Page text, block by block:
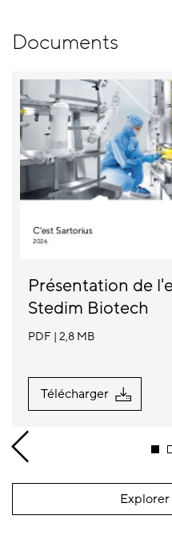
Documents
Présentation de
Stedim Biotech
PDF 2,8 MB
Télécharger